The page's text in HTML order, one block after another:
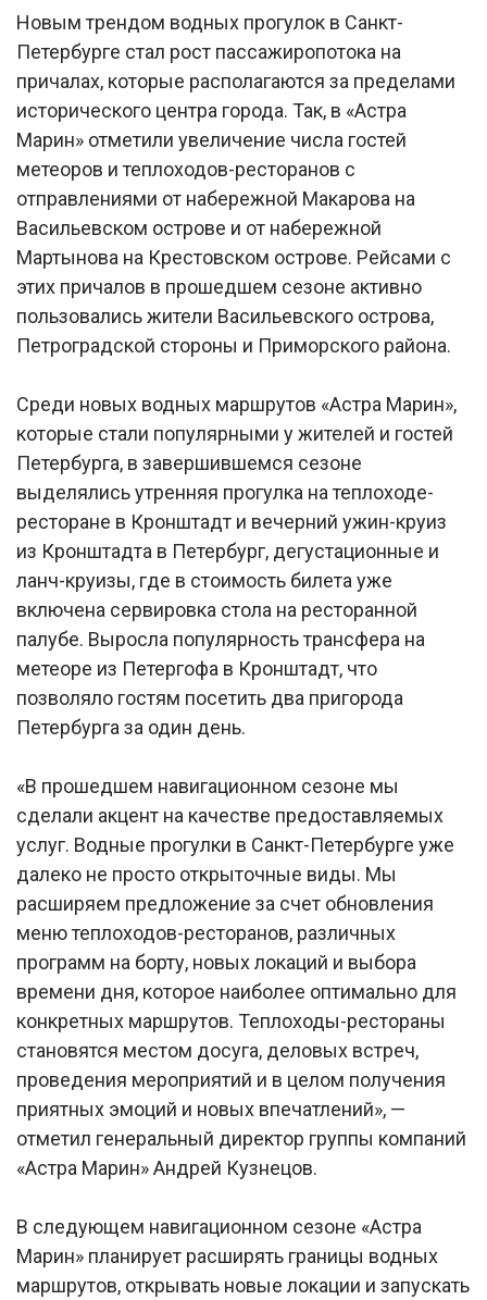
Новым трендом водных прогулок в Санкт-
Петербурге стал рост пассажиропотока на
причалах, которые располагаются за пределами
исторического центра города. Так, в «Астра
Марин» отметили увеличение числа гостей
метеоров и теплоходов-ресторанов с
отправлениями от набережной Макарова на
Васильевском острове и от набережной
Мартынова на Крестовском острове. Рейсами с
этих причалов в прошедшем сезоне активно
пользовались жители Васильевского острова,
Петроградской стороны и Приморского района.
Среди новых водных маршрутов «Астра Марин»,
которые стали популярными у жителей и гостей
Петербурга, в завершившемся сезоне
выделялись утренняя прогулка на теплоходе-
ресторане в Кронштадт и вечерний ужин-круиз
из Кронштадта в Петербург, дегустационные и
ланч-круизы, где в стоимость билета уже
включена сервировка стола на ресторанной
палубе. Выросла популярность трансфера на
метеоре из Петергофа в Кронштадт, что
позволяло гостям посетить два пригорода
Петербурга за один день.
«В прошедшем навигационном сезоне мы
сделали акцент на качестве предоставляемых
услуг. Водные прогулки в Санкт-Петербурге уже
далеко не просто открыточные виды. Мы
расширяем предложение за счет обновления
меню теплоходов-ресторанов, различных
программ на борту, новых локаций и выбора
времени дня, которое наиболее оптимально для
конкретных маршрутов. Теплоходы-рестораны
становятся местом досуга, деловых встреч,
проведения мероприятий и в целом получения
приятных эмоций и новых впечатлений», —
отметил генеральный директор группы компаний
«Астра Марин» Андрей Кузнецов.
В следующем навигационном сезоне «Астра
Марин» планирует расширять границы водных
маршрутов, открывать новые локации и запускать